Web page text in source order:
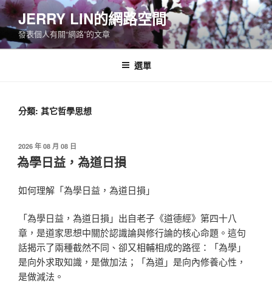
跳
至
主
要
JERRY LIN的網路空間
發表個人有關“網路”的文章
選單
分類: 其它哲學思想
發
佈
於
2026 年 08 月 08 日
為學日益，為道日損
如何理解「為學日益，為道日損」
「為學日益，為道日損」出自老子《道德經》第四十八
章，是道家思想中關於認識論與修行論的核心命題。這句
話揭示了兩種截然不同、卻又相輔相成的路徑：「為學」
是向外求取知識，是做加法；「為道」是向內修養心性，
是做減法。